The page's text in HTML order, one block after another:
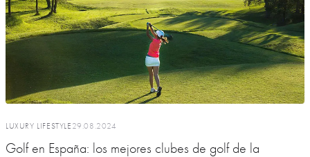
LUXURY LIFESTYLE 29.08.2024
Golf en España: los mejores clubes de golf de la